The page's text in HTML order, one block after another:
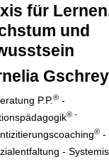
für
und
Gschrey
P.P.® -
® -
® -
-